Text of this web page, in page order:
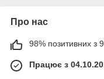
Про нас
98% позитивних з
Працює з